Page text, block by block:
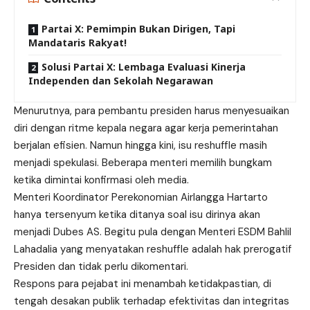
Partai X: Pemimpin Bukan Dirigen, Tapi
Mandataris Rakyat!
Solusi Partai X: Lembaga Evaluasi Kinerja
Independen dan Sekolah Negarawan
Menurutnya, para pembantu presiden harus menyesuaikan
diri dengan ritme kepala negara agar kerja pemerintahan
berjalan efisien. Namun hingga kini, isu reshuffle masih
menjadi spekulasi. Beberapa menteri memilih bungkam
ketika dimintai konfirmasi oleh media.
Menteri Koordinator Perekonomian Airlangga Hartarto
hanya tersenyum ketika ditanya soal isu dirinya akan
menjadi Dubes AS. Begitu pula dengan Menteri ESDM Bahlil
Lahadalia yang menyatakan reshuffle adalah hak prerogatif
Presiden dan tidak perlu dikomentari.
Respons para pejabat ini menambah ketidakpastian, di
tengah desakan publik terhadap efektivitas dan integritas